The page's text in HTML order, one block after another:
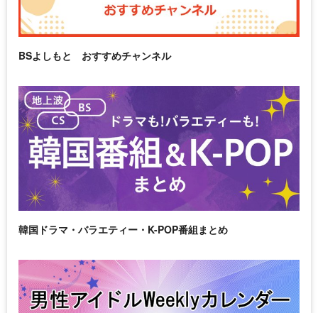
BSよしもと おすすめチャンネル
韓国ドラマ・バラエティー・K-POP番組まとめ